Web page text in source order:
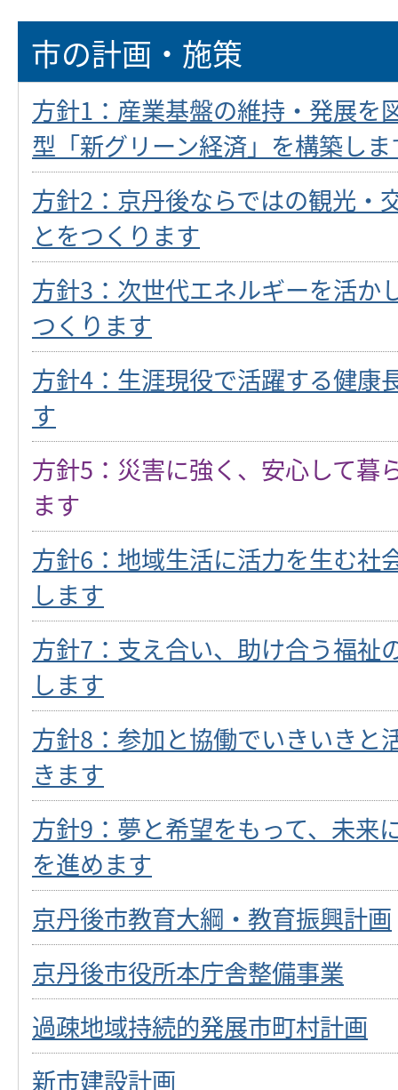
市の計画・施策
方針1：産業基盤の維持・発展を
型「新グリーン経済」を構築しま
方針2：京丹後ならではの観光・
とをつくります
方針3：次世代エネルギーを活か
つくります
方針4：生涯現役で活躍する健康
す
方針5：災害に強く、安心して暮
ます
方針6：地域生活に活力を生む社
します
方針7：支え合い、助け合う福祉
します
方針8：参加と協働でいきいきと
きます
方針9：夢と希望をもって、未来
を進めます
京丹後市教育大綱・教育振興計画
京丹後市役所本庁舎整備事業
過疎地域持続的発展市町村計画
新市建設計画